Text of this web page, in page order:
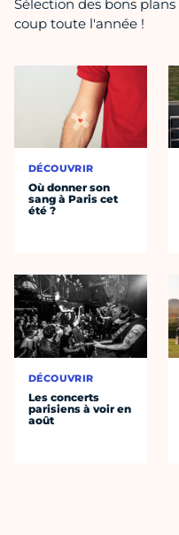
Sélection des bons
coup toute l'année !
DÉCOUVRIR
Où donner son
sang à Paris cet
été ?
DÉCOUVRIR
Les concerts
parisiens à voir en
août